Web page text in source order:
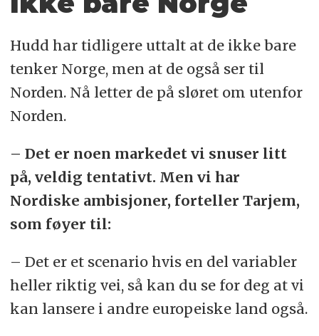
Hudd har tidligere uttalt at de ikke bare
tenker Norge, men at de også ser til
Norden. Nå letter de på sløret om utenfor
Norden.
– Det er noen markedet vi snuser litt
på, veldig tentativt. Men vi har
Nordiske ambisjoner, forteller Tarjem,
som føyer til:
– Det er et scenario hvis en del variabler
heller riktig vei, så kan du se for deg at vi
kan lansere i andre europeiske land også.